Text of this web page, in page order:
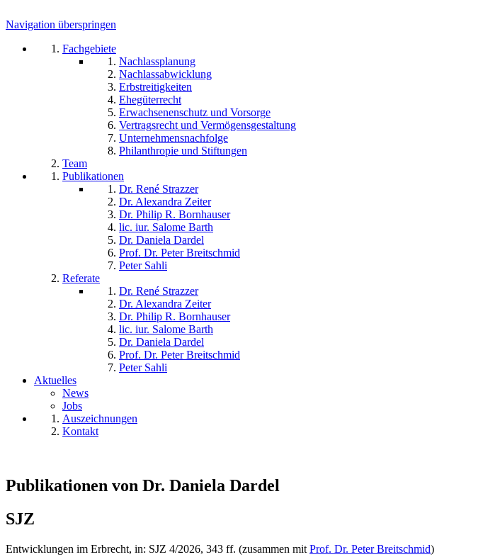
Navigation überspringen
Fachgebiete
Nachlassplanung
Nachlassabwicklung
Erbstreitigkeiten
Ehegüterrecht
Erwachsenenschutz und Vorsorge
Vertragsrecht und Vermögensgestaltung
Unternehmensnachfolge
Philanthropie und Stiftungen
Team
Publikationen
Dr. René Strazzer
Dr. Alexandra Zeiter
Dr. Philip R. Bornhauser
lic. iur. Salome Barth
Dr. Daniela Dardel
Prof. Dr. Peter Breitschmid
Peter Sahli
Referate
Dr. René Strazzer
Dr. Alexandra Zeiter
Dr. Philip R. Bornhauser
lic. iur. Salome Barth
Dr. Daniela Dardel
Prof. Dr. Peter Breitschmid
Peter Sahli
Aktuelles
News
Jobs
Auszeichnungen
Kontakt
Publikationen von Dr. Daniela Dardel
SJZ
Entwicklungen im Erbrecht, in: SJZ 4/2026, 343 ff. (zusammen mit Prof. Dr. Peter Breitschmid)